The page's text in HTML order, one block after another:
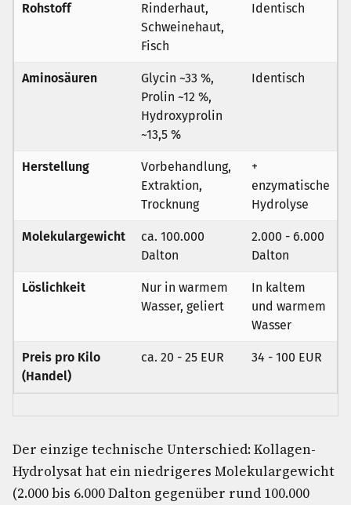
Rohstoff
Rinderhaut,
Schweinehaut,
Fisch
Identisch
Aminosäuren
Glycin ~33 %,
Prolin ~12 %,
Hydroxyprolin
~13,5 %
Identisch
Herstellung
Vorbehandlung,
Extraktion,
Trocknung
+
enzymatische
Hydrolyse
Molekulargewicht
ca. 100.000
Dalton
2.000 - 6.000
Dalton
Löslichkeit
Nur in warmem
Wasser, geliert
In kaltem
und warmem
Wasser
Preis pro Kilo
(Handel)
ca. 20 - 25 EUR 34 - 100 EUR
Der einzige technische Unterschied: Kollagen-
Hydrolysat hat ein niedrigeres Molekulargewicht
(2.000 bis 6.000 Dalton gegenüber rund 100.000